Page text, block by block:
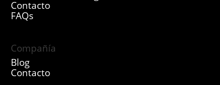
Contacto
FAQs
Compañía
Blog
Contacto